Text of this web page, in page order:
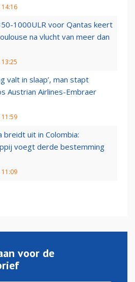
1000ULR voor Qantas keert
na vlucht van meer dan
valt in slaap’, man stapt
Austrian Airlines-Embraer
breidt uit in Colombia:
voegt derde bestemming
voor de